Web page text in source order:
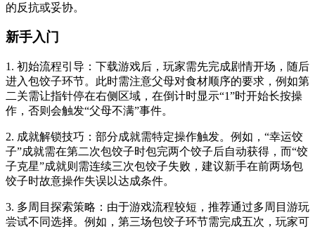
的反抗或妥协。
新手入门
1. 初始流程引导：下载游戏后，玩家需先完成剧情开场，随后
进入包饺子环节。此时需注意父母对食材顺序的要求，例如第
二关需让指针停在右侧区域，在倒计时显示“1”时开始长按操
作，否则会触发“父母不满”事件。
2. 成就解锁技巧：部分成就需特定操作触发。例如，“幸运饺
子”成就需在第二次包饺子时包完两个饺子后自动获得，而“饺
子克星”成就则需连续三次包饺子失败，建议新手在前两场包
饺子时故意操作失误以达成条件。
3. 多周目探索策略：由于游戏流程较短，推荐通过多周目游玩
尝试不同选择。例如，第三场包饺子环节需完成五次，玩家可